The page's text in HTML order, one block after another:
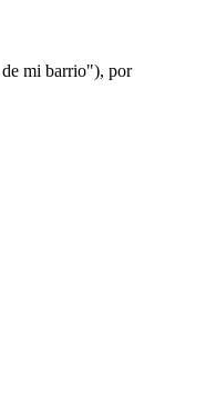
de mi barrio"), por